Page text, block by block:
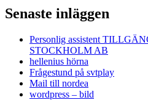
Senaste inläggen
Personlig assistent
STOCKHOLM AB
hellenius hörna
Frågestund på svtplay
Mail till nordea
wordpress – bild